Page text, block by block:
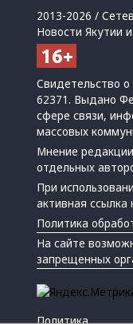
2013-2026 /
Новости Якутии
Свидетельство
62371. Выдано
сфере связи,
массовых
Мнение
отдельных
При
активная ссылка
Политика
На сайте
запрещенных
Политика